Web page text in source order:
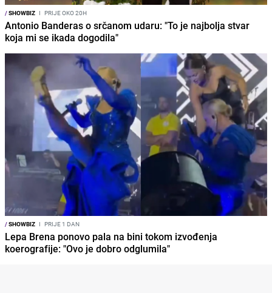
/SHOWBIZ I PRIJE OKO 20H
Antonio Banderas o srčanom udaru: "To je najbolja stvar
koja mi se ikada dogodila"
/SHOWBIZ I PRIJE 1 DAN
Lepa Brena ponovo pala na bini tokom izvođenja
koerografije: "Ovo je dobro odglumila"